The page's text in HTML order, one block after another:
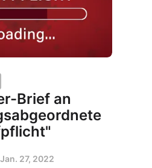
Brief an
Jan. 27, 2022